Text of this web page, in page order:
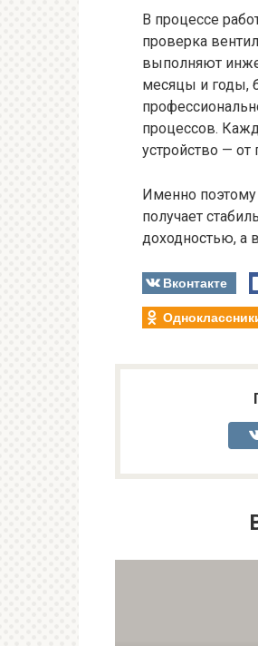
В процессе
проверка
выполняют
месяцы и годы,
процессов.
устройство — от
Именно
получает
доходностью, а
Вконтакте